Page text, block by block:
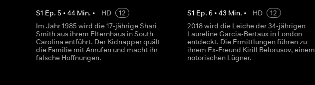
S1 Ep. 5 • 44 Min. • HD
12
Im Jahr 1985 wird die 17-jährige Shari
Smith aus ihrem Elternhaus in South
Carolina entführt. Der Kidnapper quält
die Familie mit Anrufen und macht ihr
falsche Hoffnungen.
S1 Ep.6 •43 Min. • HD
12
2018 wird die Leiche der 34-jährigen
Laureline Garcia-Bertaux in London
entdeckt. Die Ermittlungen führen zu
ihrem Ex-Freund Kirill Belorusov, einem
notorischen Lügner.